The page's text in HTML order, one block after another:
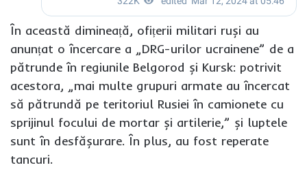
În această dimineață, ofițerii militari ruși au
anunțat o încercare a „DRG-urilor ucrainene” de a
pătrunde în regiunile Belgorod și Kursk: potrivit
acestora, „mai multe grupuri armate au încercat
să pătrundă pe teritoriul Rusiei în camionete cu
sprijinul focului de mortar și artilerie,” și luptele
sunt în desfășurare. În plus, au fost reperate
tancuri.